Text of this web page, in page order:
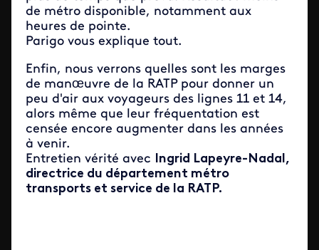
de métro disponible, notamment aux
heures de pointe.
Parigo vous explique tout.
Enfin, nous verrons quelles sont les marges
de manœuvre de la RATP pour donner un
peu d'air aux voyageurs des lignes 11 et 14,
alors même que leur fréquentation est
censée encore augmenter dans les années
à venir.
Entretien vérité avec Ingrid Lapeyre-Nadal,
directrice du département métro
transports et service de la RATP.